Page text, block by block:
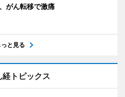
がん転移で激痛
っと見る
経トピックス